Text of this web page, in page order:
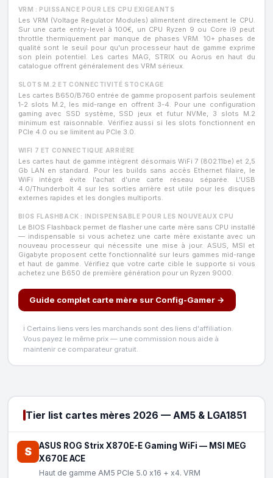
VRM : PUISSANCE POUR LES CPU EXIGEANTS
Les VRM (Voltage Regulator Modules) alimentent directement le CPU.
Sur une carte entry-level à 100€, un CPU Ryzen 9 ou Core i9 peut
throttle thermiquement par manque de phases VRM. 10+ phases de
qualité sont le seuil pour qu'un processeur haut de gamme exprime
son plein potentiel. Les cartes MAG, STRIX ou Aorus en haut du
catalogue offrent généralement des VRM sérieux.
SLOTS M.2 ET CONNECTIVITÉ STOCKAGE
Les cartes B650/B760 entrée de gamme proposent parfois seulement
1-2 slots M.2, les mid-range en offrent 3-4. Pour une configuration
gaming avec SSD système, SSD jeux et futur NVMe, 3 slots M.2
minimum est raisonnable. Vérifiez aussi si les slots fonctionnent en
PCIe 4.0 ou se limitent au PCIe 3.0.
WIFI 7 ET CONNECTIQUE ARRIÈRE
Les cartes haut de gamme intègrent désormais WiFi 7 (802.11be) et 2,5
Gb LAN en standard. Pour les builds sans accès Ethernet filaire, le
WiFi intégré évite l'achat d'une carte réseau séparée. L'USB
4.0/Thunderbolt 4 sur les sorties arrière est utile pour les disques
externes rapides et les dongles multiports.
BIOS FLASHBACK : INDISPENSABLE POUR LES NOUVEAUX CPU
Le BIOS Flashback permet de flasher une carte mère sans CPU installé
— indispensable si vous achetez une carte mère existante avec un
nouveau processeur qui nécessite une mise à jour. ASUS, MSI et
Gigabyte proposent cette fonctionnalité sur leurs gammes mid-range
et haut de gamme. Vérifiez que votre carte cible le supporte si vous
achetez une B650 de première génération pour un Ryzen 9000.
Guide complet carte mère sur Config-Gamer →
ℹ️ Certains liens vers les marchands sont des liens d'affiliation.
Vous payez le même prix — une commission nous aide à
maintenir ce comparateur gratuit.
Tier list cartes mères 2026 — AM5 & LGA1851
S ASUS ROG Strix X870E-E Gaming WiFi — MSI MEG
X670E ACE
Haut de gamme AM5 PCIe 5.0 x16 + x4. VRM